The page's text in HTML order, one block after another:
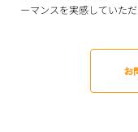
ーマンスを実感していただ
お